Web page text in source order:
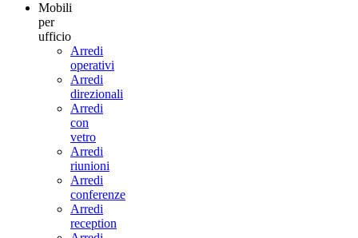
Mobili
per
ufficio
Arredi
operativi
Arredi
direzionali
Arredi
con
vetro
Arredi
riunioni
Arredi
conferenze
Arredi
reception